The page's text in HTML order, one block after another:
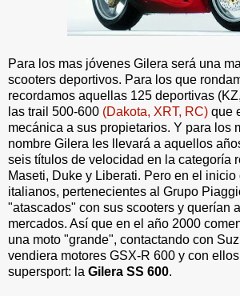
Para los mas jóvenes Gilera será una
scooters deportivos. Para los que
recordamos aquellas 125 deportivas
las trail 500-600 (Dakota, XRT, RC) que
mecánica a sus propietarios. Y para los
nombre Gilera les llevará a aquellos
seis títulos de velocidad en la categoría
Maseti, Duke y Liberati. Pero en el
italianos, pertenecientes al Grupo
"atascados" con sus scooters y querían
mercados. Así que en el año 2000
una moto "grande", contactando con
vendiera motores GSX-R 600 y con
supersport: la Gilera SS 600.